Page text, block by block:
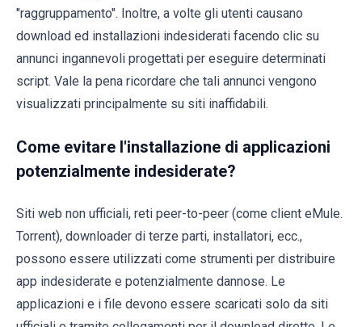
"raggruppamento". Inoltre, a volte gli utenti causano
download ed installazioni indesiderati facendo clic su
annunci ingannevoli progettati per eseguire determinati
script. Vale la pena ricordare che tali annunci vengono
visualizzati principalmente su siti inaffidabili.
Come evitare l'installazione di applicazioni
potenzialmente indesiderate?
Siti web non ufficiali, reti peer-to-peer (come client eMule.
Torrent), downloader di terze parti, installatori, ecc.,
possono essere utilizzati come strumenti per distribuire
app indesiderate e potenzialmente dannose. Le
applicazioni e i file devono essere scaricati solo da siti